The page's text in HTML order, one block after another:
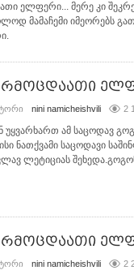
ელფერი... მერე კი
მამაჩემი იმეორებს
nini namicheishvili 2
ამ საცოდავ
ნათქვამი საცოდავი
ლეტიციას
nini namicheishvili 2